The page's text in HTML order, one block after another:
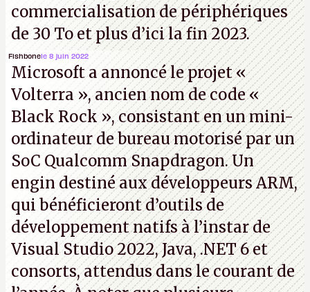
commercialisation de périphériques
de 30 To et plus d’ici la fin 2023.
Fishbonele 8 juin 2022
Microsoft a annoncé le projet «
Volterra », ancien nom de code «
Black Rock », consistant en un mini-
ordinateur de bureau motorisé par un
SoC Qualcomm Snapdragon. Un
engin destiné aux développeurs ARM,
qui bénéficieront d’outils de
développement natifs à l’instar de
Visual Studio 2022, Java, .NET 6 et
consorts, attendus dans le courant de